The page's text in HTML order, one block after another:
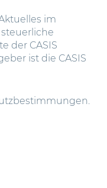
im
der CASIS
ist die CASIS